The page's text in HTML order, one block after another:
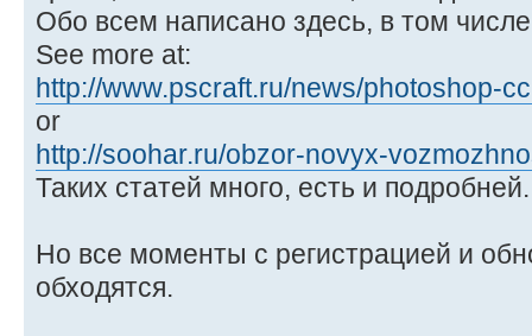
Обо всем написано здесь, в том
See more at:
http://www.pscraft.ru/news/photoshop-
or
http://soohar.ru/obzor-novyx-
Таких статей много, есть и подробней.
Но все моменты с регистрацией и
обходятся.